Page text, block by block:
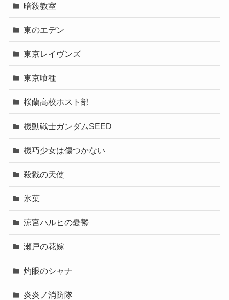
暗殺教室
東のエデン
東京レイヴンズ
東京喰種
桜蘭高校ホスト部
機動戦士ガンダムSEED
機巧少女は傷つかない
殺戮の天使
氷菓
涼宮ハルヒの憂鬱
瀬戸の花嫁
灼眼のシャナ
炎炎ノ消防隊